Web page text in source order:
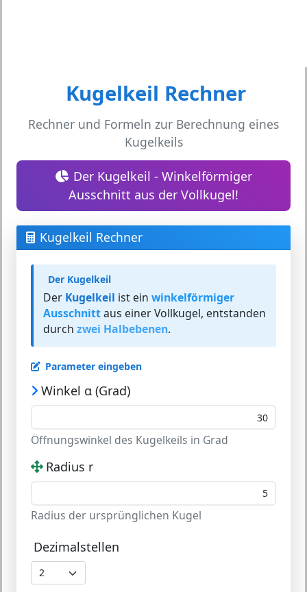
Kugelkeil Rechner
Rechner und Formeln zur Berechnung eines
Kugelkeils
Der Kugelkeil - Winkelförmiger
Ausschnitt aus der Vollkugel!
Kugelkeil Rechner
Der Kugelkeil
Der Kugelkeil ist ein winkelförmiger
Ausschnittaus einer Vollkugel, entstanden
durch zwei Halbebenen.
Parameter eingeben
Winkel α (Grad)
Öffnungswinkel des Kugelkeils in Grad
Radius r
Radius der ursprünglichen Kugel
Dezimalstellen